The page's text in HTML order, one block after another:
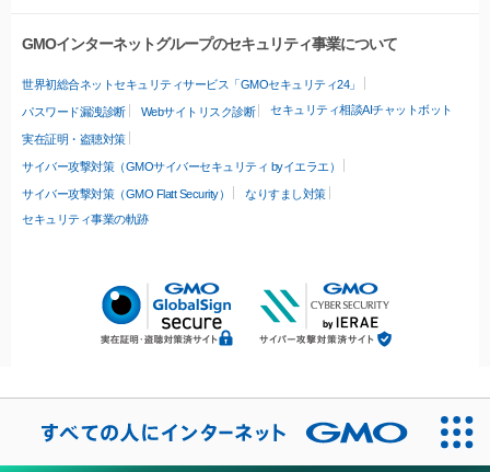
GMOインターネットグループのセキュリティ事業について
世界初総合ネットセキュリティサービス「GMOセキュリティ24」
パスワード漏洩診断 Webサイトリスク診断 セキュリティ相談AIチャットボット
実在証明・盗聴対策
サイバー攻撃対策（GMOサイバーセキュリティ byイエラエ）
サイバー攻撃対策（GMO Flatt Security）
なりすまし対策
セキュリティ事業の軌跡